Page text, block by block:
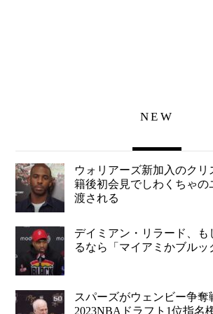
NEW
ウォリアーズ新加入のクリ
籍後初会見でしわくちゃの
渡される
デイミアン・リラード、も
るなら「マイアミかブルッ
スパーズがウェンビー争奪
2023NBAドラフト1位指名